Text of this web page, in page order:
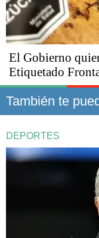
El Gobierno
Etiquetado
También te
DEPORTES